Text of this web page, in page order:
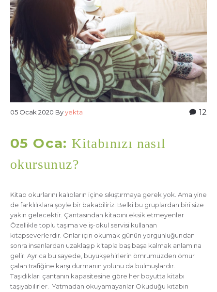
12
05 Ocak 2020 Byyekta
05 Oca:Kitabınızı nasıl
okursunuz?
Kitap okurlarını kalıpların içine sıkıştırmaya gerek yok. Ama yine
de farklılıklara şöyle bir bakabiliriz. Belki bu gruplardan biri size
yakın gelecektir. Çantasından kitabını eksik etmeyenler
Özellikle toplu taşıma ve iş-okul servisi kullanan
kitapseverlerdir. Onlar için okumak günün yorgunluğundan
sonra insanlardan uzaklaşıp kitapla baş başa kalmak anlamına
gelir. Ayrıca bu sayede, büyükşehirlerin ömrümüzden ömür
çalan trafiğine karşı durmanın yolunu da bulmuşlardır.
Taşıdıkları çantanın kapasitesine göre her boyutta kitabı
taşıyabilirler. Yatmadan okuyamayanlar Okuduğu kitabın